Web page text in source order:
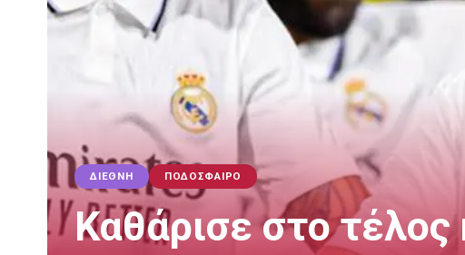
ΔΙΕΘΝΉ ΠΟΔΌΣΦΑΙΡΟ
Καθάρισε στο